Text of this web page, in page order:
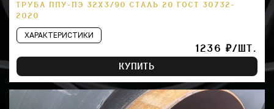
ТРУБА ППУ-ПЭ 32Х3/90 СТАЛЬ 20 ГОСТ 30732-
2020
ХАРАКТЕРИСТИКИ
1236 ₽/ШТ.
КУПИТЬ